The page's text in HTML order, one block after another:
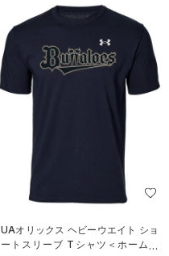
UAオリックス ヘビーウエイト ショ
ートスリーブ Tシャツ＜ホーム＞